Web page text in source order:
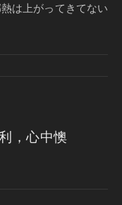
は上がってきてない
，心中懊